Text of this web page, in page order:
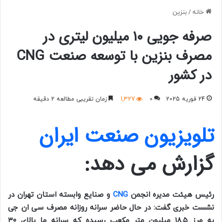
خانه /بنزین
صرفه جویی ۱۰ میلیون لیتری در
مصرف بنزین با توسعه صنعت CNG
در کشور
24 فوریه 2025 0
1,327 زمان تقریبی مطالعه 2 دقیقه
تلویزیون صنعت ایران
گزارش می دهد:
رئیس هیئت مدیره انجمنCNG و صنایع وابسته استان تهران در
نشست خبری گفت: در حال حاضر سرانه روزانه مصرف سی ان جی